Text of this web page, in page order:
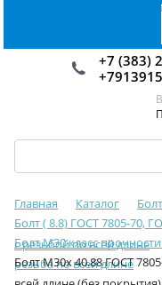
+7 (383)
Главная Каталог
Болт ( 8.8) ГОСТ 7805-70,
с резьбой по всей длине
Болт М30 класс
резьба по всей длине
Болт М30х 40.88 ГОСТ